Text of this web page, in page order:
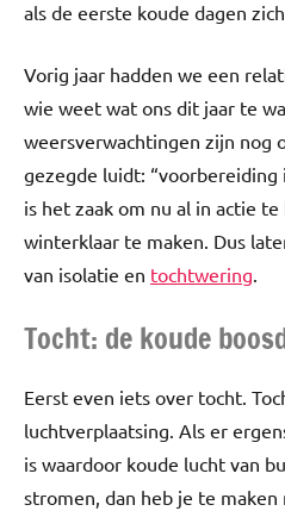
als de eerste koude dagen
Vorig jaar hadden we een
wie weet wat ons dit jaar te
weersverwachtingen zijn nog
gezegde luidt: “voorbereiding
is het zaak om nu al in actie
winterklaar te maken. Dus
van isolatie en tochtwering.
Tocht: de koude
Eerst even iets over tocht.
luchtverplaatsing. Als er
is waardoor koude lucht van
stromen, dan heb je te